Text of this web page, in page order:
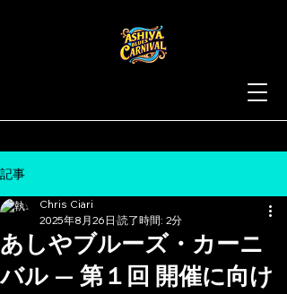
記事
あしやブルーズ・カーニ
バル — 第１回 開催に向け
Chris Ciari
2025年8月26日 読了時間: 2分